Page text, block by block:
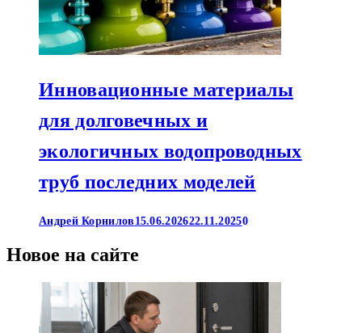
Инновационные материалы
для долговечных и
экологичных водопроводных
труб последних моделей
Андрей Корнилов 15.06.202622.11.20250
Новое на сайте